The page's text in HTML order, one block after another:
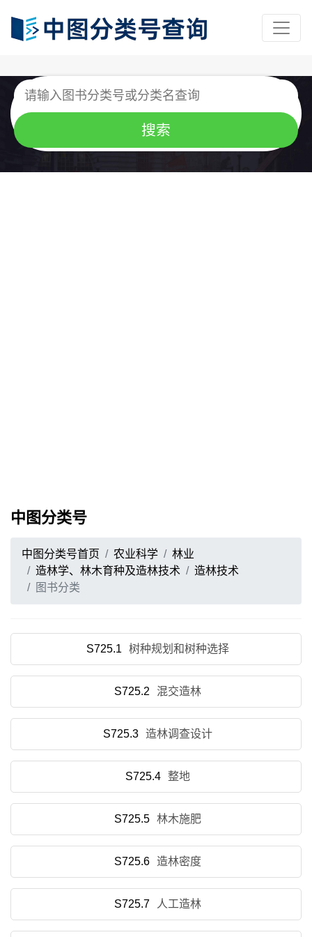
中图分类号
中图分类号首页 农业科学
林业
造林学、林木育种及造林技术
造林技术
图书分类
S725.1 树种规划和树种选择
S725.2 混交造林
S725.3 造林调查设计
S725.4 整地
S725.5 林木施肥
S725.6 造林密度
S725.7 人工造林